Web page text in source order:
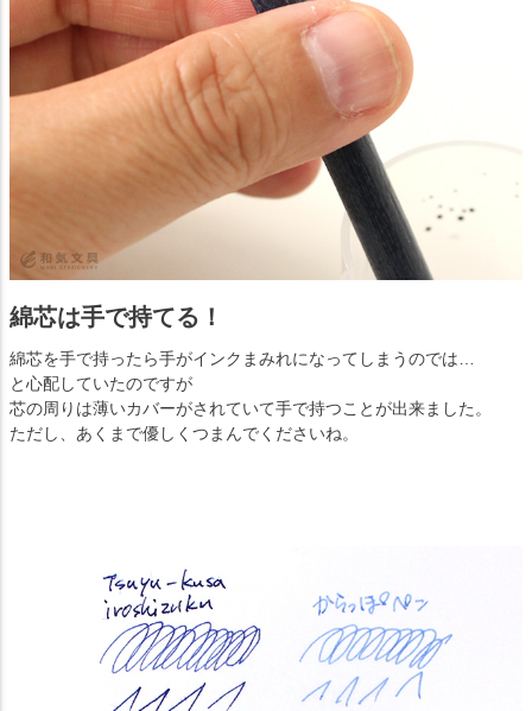
綿芯は手で持てる！
綿芯を手で持ったら手がインクまみれになってしまうのでは…
と心配していたのですが
芯の周りは薄いカバーがされていて手で持つことが出来ました。
ただし、あくまで優しくつまんでくださいね。